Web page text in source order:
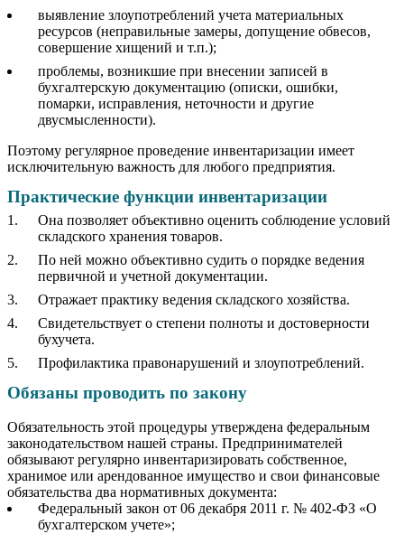
выявление злоупотреблений учета материальных
ресурсов (неправильные замеры, допущение обвесов,
совершение хищений и т.п.);
проблемы, возникшие при внесении записей в
бухгалтерскую документацию (описки, ошибки,
помарки, исправления, неточности и другие
двусмысленности).
Поэтому регулярное проведение инвентаризации имеет
исключительную важность для любого предприятия.
Практические функции инвентаризации
Она позволяет объективно оценить соблюдение условий
складского хранения товаров.
По ней можно объективно судить о порядке ведения
первичной и учетной документации.
Отражает практику ведения складского хозяйства.
Свидетельствует о степени полноты и достоверности
бухучета.
Профилактика правонарушений и злоупотреблений.
Обязаны проводить по закону
Обязательность этой процедуры утверждена федеральным
законодательством нашей страны. Предпринимателей
обязывают регулярно инвентаризировать собственное,
хранимое или арендованное имущество и свои финансовые
обязательства два нормативных документа:
Федеральный закон от 06 декабря 2011 г. № 402-ФЗ «О
бухгалтерском учете»;